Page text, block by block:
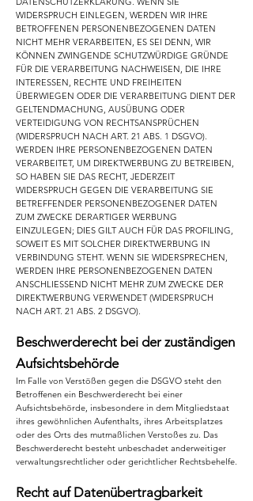
WIDERSPRUCH EINLEGEN, WERDEN WIR IHRE
BETROFFENEN PERSONENBEZOGENEN DATEN
NICHT MEHR VERARBEITEN, ES SEI DENN, WIR
KÖNNEN ZWINGENDE SCHUTZWÜRDIGE GRÜNDE
FÜR DIE VERARBEITUNG NACHWEISEN, DIE IHRE
INTERESSEN, RECHTE UND FREIHEITEN
ÜBERWIEGEN ODER DIE VERARBEITUNG DIENT DER
GELTENDMACHUNG, AUSÜBUNG ODER
VERTEIDIGUNG VON RECHTSANSPRÜCHEN
(WIDERSPRUCH NACH ART. 21 ABS. 1 DSGVO).
WERDEN IHRE PERSONENBEZOGENEN DATEN
VERARBEITET, UM DIREKTWERBUNG ZU BETREIBEN,
SO HABEN SIE DAS RECHT, JEDERZEIT
WIDERSPRUCH GEGEN DIE VERARBEITUNG SIE
BETREFFENDER PERSONENBEZOGENER DATEN
ZUM ZWECKE DERARTIGER WERBUNG
EINZULEGEN; DIES GILT AUCH FÜR DAS PROFILING,
SOWEIT ES MIT SOLCHER DIREKTWERBUNG IN
VERBINDUNG STEHT. WENN SIE WIDERSPRECHEN,
WERDEN IHRE PERSONENBEZOGENEN DATEN
ANSCHLIESSEND NICHT MEHR ZUM ZWECKE DER
DIREKTWERBUNG VERWENDET (WIDERSPRUCH
NACH ART. 21 ABS. 2 DSGVO).
Beschwerderecht bei der zuständigen
Aufsichtsbehörde
Im Falle von Verstößen gegen die DSGVO steht den
Betroffenen ein Beschwerderecht bei einer
Aufsichtsbehörde, insbesondere in dem Mitgliedstaat
ihres gewöhnlichen Aufenthalts, ihres Arbeitsplatzes
oder des Orts des mutmaßlichen Verstoßes zu. Das
Beschwerderecht besteht unbeschadet anderweitiger
verwaltungsrechtlicher oder gerichtlicher Rechtsbehelfe.
Recht auf Datenübertragbarkeit